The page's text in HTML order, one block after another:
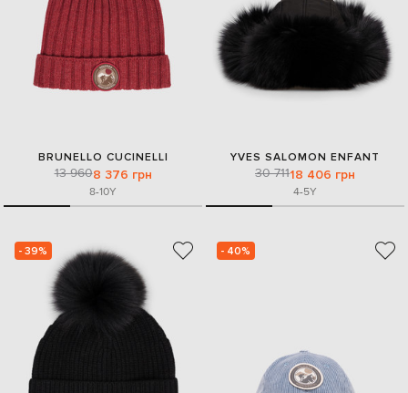
BRUNELLO CUCINELLI
13 9608 376 грн
8-10Y
YVES SALOMON ENFANT
30 71118 406 грн
4-5Y
- 39% - 40%